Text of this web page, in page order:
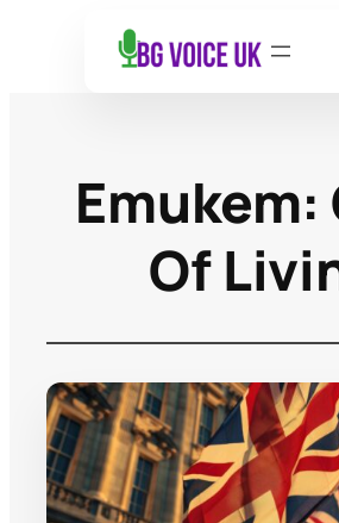
Етикет:
Of